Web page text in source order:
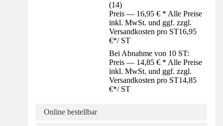
(14)
Preis — 16,95 € * Alle Preise
inkl. MwSt. und ggf. zzgl.
Versandkosten pro ST16,95
€*/ ST
Bei Abnahme von 10 ST:
Preis — 14,85 € * Alle Preise
inkl. MwSt. und ggf. zzgl.
Versandkosten pro ST14,85
€*/ ST
Online bestellbar